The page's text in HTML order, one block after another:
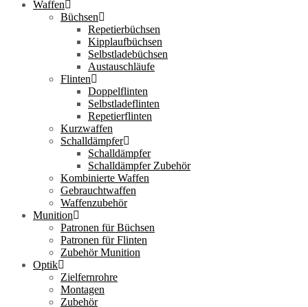
Waffen
Büchsen
Repetierbüchsen
Kipplaufbüchsen
Selbstladebüchsen
Austauschläufe
Flinten
Doppelflinten
Selbstladeflinten
Repetierflinten
Kurzwaffen
Schalldämpfer
Schalldämpfer
Schalldämpfer Zubehör
Kombinierte Waffen
Gebrauchtwaffen
Waffenzubehör
Munition
Patronen für Büchsen
Patronen für Flinten
Zubehör Munition
Optik
Zielfernrohre
Montagen
Zubehör